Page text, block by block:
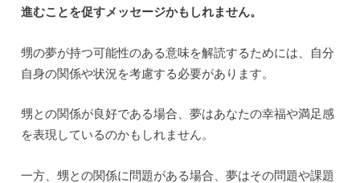
進むことを促すメッセージかもしれません。
甥の夢が持つ可能性のある意味を解読するためには、自分
自身の関係や状況を考慮する必要があります。
甥との関係が良好である場合、夢はあなたの幸福や満足感
を表現しているのかもしれません。
一方、甥との関係に問題がある場合、夢はその問題や課題